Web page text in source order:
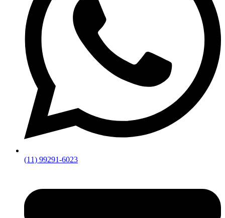
(11) 99291-6023